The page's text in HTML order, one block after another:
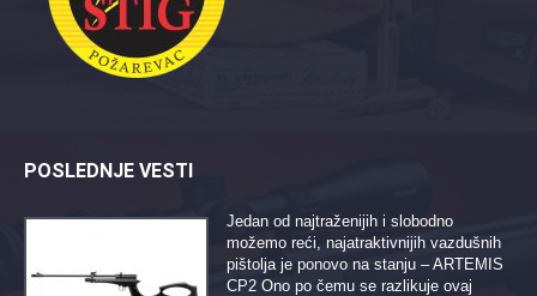
POSLEDNJE VESTI
Jedan od najtraženijih i slobodno
možemo reći, najatraktivnijih vazdušnih
pištolja je ponovo na stanju – ARTEMIS
CP2 Ono po čemu se razlikuje ovaj